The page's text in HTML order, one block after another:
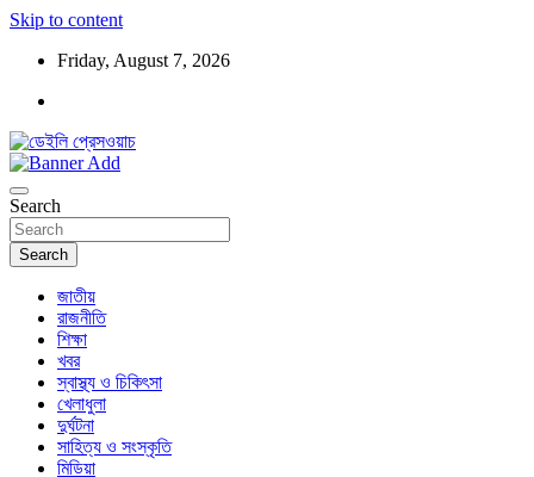
Skip to content
Friday, August 7, 2026
ডেইলি প্রেসওয়াচ
Search
Search
জাতীয়
রাজনীতি
শিক্ষা
খবর
স্বাস্থ্য ও চিকিৎসা
খেলাধুলা
দুর্ঘটনা
সাহিত্য ও সংস্কৃতি
মিডিয়া